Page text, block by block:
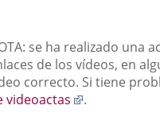
se ha realizado una
de los vídeos, en
correcto. Si tiene
videoactas
Enlace
.